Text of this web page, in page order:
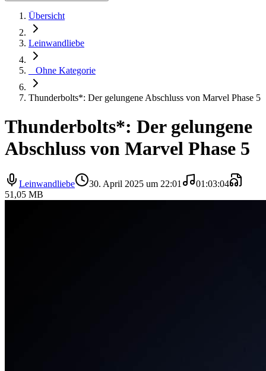
Übersicht
Leinwandliebe
_ Ohne Kategorie
Thunderbolts*: Der gelungene Abschluss von Marvel Phase 5
Thunderbolts*: Der gelungene
Abschluss von Marvel Phase 5
Leinwandliebe 30. April 2025 um 22:01
01:03:04
51,05 MB